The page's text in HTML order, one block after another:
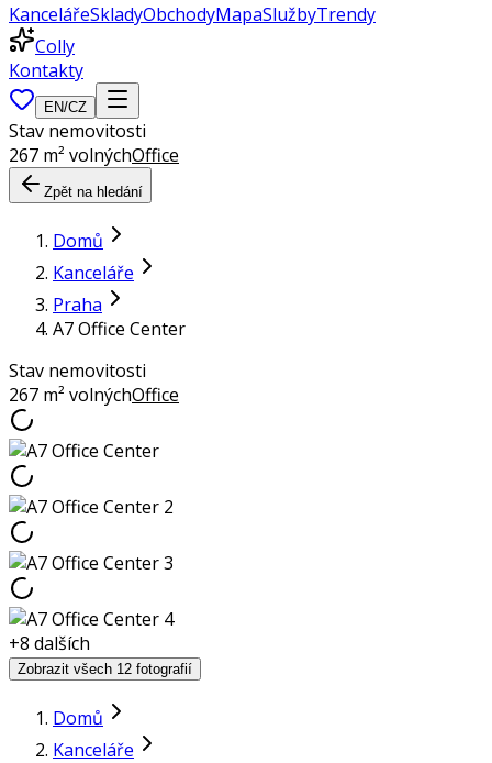
KancelářeSkladyObchodyMapaSlužbyTrendy
Colly
Kontakty
EN/CZ
Stav nemovitosti
267 m² volnýchOffice
Zpět na hledání
Domů
Kanceláře
Praha
A7 Office Center
Stav nemovitosti
267 m² volnýchOffice
+8 dalších
Zobrazit všech 12 fotografií
Domů
Kanceláře